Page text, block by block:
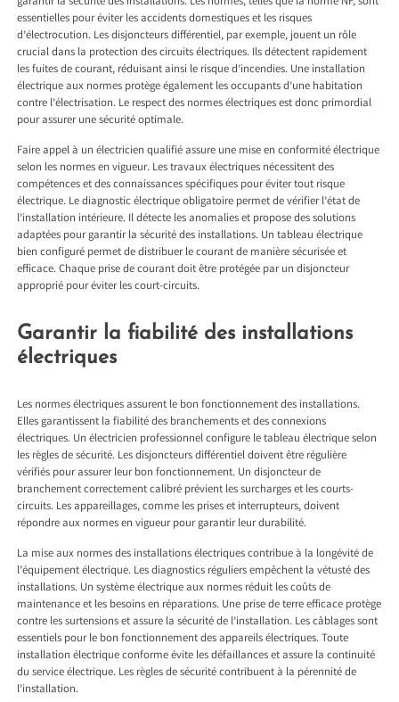
essentielles pour éviter les accidents domestiques et les risques
d’électrocution. Les disjoncteurs différentiel, par exemple, jouent un rôle
crucial dans la protection des circuits électriques. Ils détectent rapidement
les fuites de courant, réduisant ainsi le risque d’incendies. Une installation
électrique aux normes protège également les occupants d’une habitation
contre l’électrisation. Le respect des normes électriques est donc primordial
pour assurer une sécurité optimale.
Faire appel à un électricien qualifié assure une mise en conformité électrique
selon les normes en vigueur. Les travaux électriques nécessitent des
compétences et des connaissances spécifiques pour éviter tout risque
électrique. Le diagnostic électrique obligatoire permet de vérifier l’état de
l’installation intérieure. Il détecte les anomalies et propose des solutions
adaptées pour garantir la sécurité des installations. Un tableau électrique
bien configuré permet de distribuer le courant de manière sécurisée et
efficace. Chaque prise de courant doit être protégée par un disjoncteur
approprié pour éviter les court-circuits.
Garantir la fiabilité des installations
électriques
Les normes électriques assurent le bon fonctionnement des installations.
Elles garantissent la fiabilité des branchements et des connexions
électriques. Un électricien professionnel configure le tableau électrique selon
les règles de sécurité. Les disjoncteurs différentiel doivent être régulière
vérifiés pour assurer leur bon fonctionnement. Un disjoncteur de
branchement correctement calibré prévient les surcharges et les courts-
circuits. Les appareillages, comme les prises et interrupteurs, doivent
répondre aux normes en vigueur pour garantir leur durabilité.
La mise aux normes des installations électriques contribue à la longévité de
l’équipement électrique. Les diagnostics réguliers empêchent la vétusté des
installations. Un système électrique aux normes réduit les coûts de
maintenance et les besoins en réparations. Une prise de terre efficace protège
contre les surtensions et assure la sécurité de l’installation. Les câblages sont
essentiels pour le bon fonctionnement des appareils électriques. Toute
installation électrique conforme évite les défaillances et assure la continuité
du service électrique. Les règles de sécurité contribuent à la pérennité de
l’installation.